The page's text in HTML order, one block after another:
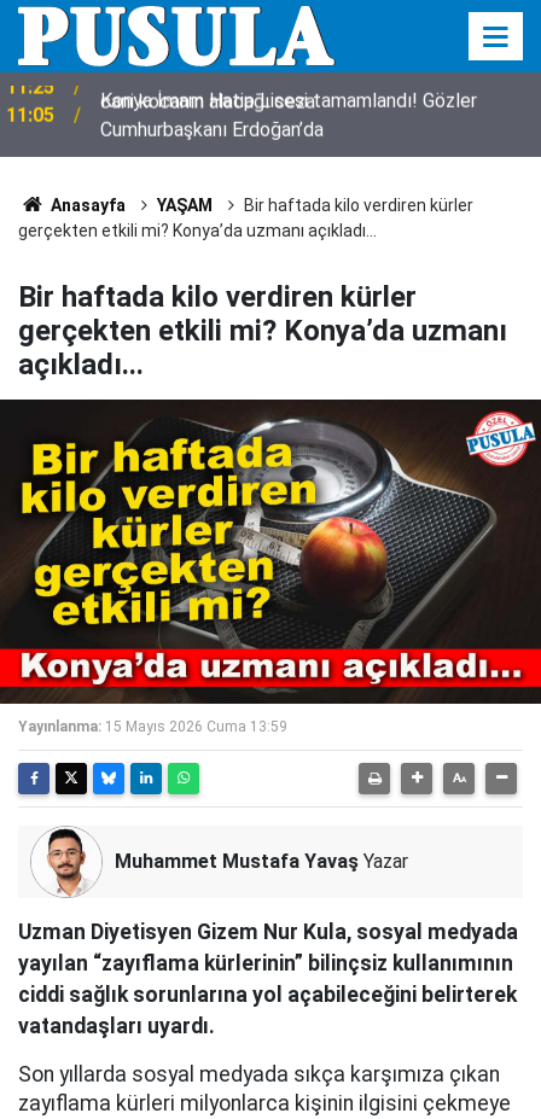
11:05
Konya İmam Hatip Lisesi tamamlandı! Gözler
Cumhurbaşkanı Erdoğan’da
Anasayfa YAŞAM
Bir haftada kilo verdiren kürler
gerçekten etkili mi? Konya’da uzmanı açıkladı...
Bir haftada kilo verdiren kürler
gerçekten etkili mi? Konya’da uzmanı
açıkladı...
Yayınlanma: 15 Mayıs 2026 Cuma 13:59
Muhammet Mustafa Yavaş Yazar
Uzman Diyetisyen Gizem Nur Kula, sosyal medyada
yayılan “zayıflama kürlerinin” bilinçsiz kullanımının
ciddi sağlık sorunlarına yol açabileceğini belirterek
vatandaşları uyardı.
Son yıllarda sosyal medyada sıkça karşımıza çıkan
zayıflama kürleri milyonlarca kişinin ilgisini çekmeye